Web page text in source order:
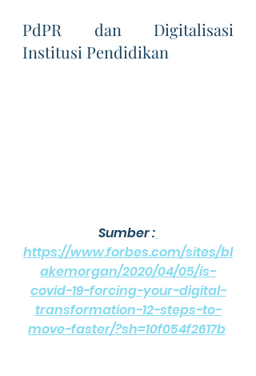
PdPR dan Digitalisasi
Institusi Pendidikan
Sumber :
https://www.forbes.com/sites/bl
akemorgan/2020/04/05/is-
covid-19-forcing-your-digital-
transformation-12-steps-to-
move-faster/?sh=10f054f2617b